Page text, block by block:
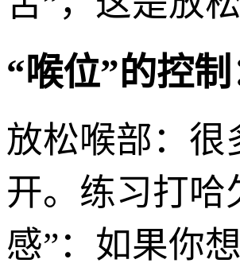
“喉位”的控制
放松喉部：很
开。练习打哈
感”：如果你